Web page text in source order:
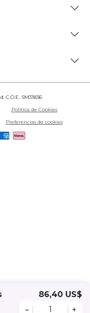
86,40 US$
– +
C.O.E. SM31836
Política de Cookies
Preferencias de cookies